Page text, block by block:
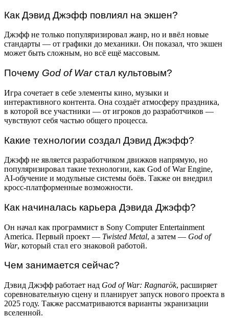
Как Дэвид Джэфф повлиял на экшен?
Джэфф не только популяризировал жанр, но и ввёл новые
стандарты — от графики до механики. Он показал, что экшен
может быть сложным, но всё ещё массовым.
Почему God of Warстал культовым?
Игра сочетает в себе элементы кино, музыки и
интерактивного контента. Она создаёт атмосферу праздника,
в которой все участники — от игроков до разработчиков —
чувствуют себя частью общего процесса.
Какие технологии создал Дэвид Джэфф?
Джэфф не является разработчиком движков напрямую, но
популяризировал такие технологии, как God of War Engine,
AI-обучение и модульные системы боёв. Также он внедрил
кросс-платформенные возможности.
Как начиналась карьера Дэвида Джэфф?
Он начал как программист в Sony Computer Entertainment
America. Первый проект — Twisted Metal, а затем — God of
War, который стал его знаковой работой.
Чем занимается сейчас?
Дэвид Джэфф работает над God of War: Ragnarök, расширяет
соревновательную сцену и планирует запуск нового проекта в
2025 году. Также рассматриваются варианты экранизации
вселенной.